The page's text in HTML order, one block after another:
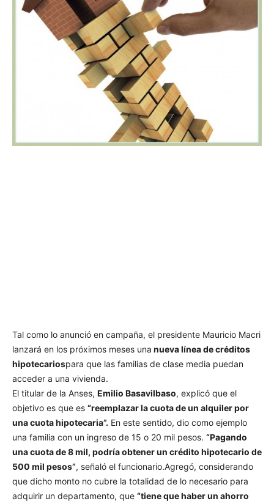
Tal como lo anunció en campaña, el presidente Mauricio Macri
lanzará en los próximos meses una nueva línea de créditos
hipotecariospara que las familias de clase media puedan
acceder a una vivienda.
El titular de la Anses, Emilio Basavilbaso, explicó que el
objetivo es que es “reemplazar la cuota de un alquiler por
una cuota hipotecaria”. En este sentido, dio como ejemplo
una familia con un ingreso de 15 o 20 mil pesos. “Pagando
una cuota de 8 mil, podría obtener un crédito hipotecario de
500 mil pesos”, señaló el funcionario.Agregó, considerando
que dicho monto no cubre la totalidad de lo necesario para
adquirir un departamento, que “tiene que haber un ahorro